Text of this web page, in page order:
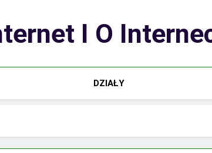
I O
DZIAŁY